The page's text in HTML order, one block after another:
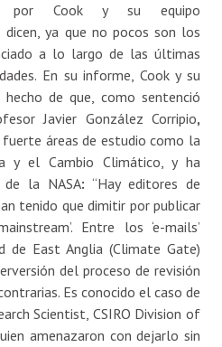
por Cook y su equipo
ya que no pocos son los
a lo largo de las últimas
En su informe, Cook y su
de que, como sentenció
Javier González Corripio,
áreas de estudio como la
y el Cambio Climático, y ha
la NASA: “Hay editores de
tenido que dimitir por publicar
Entre los ‘e-mails’
de East Anglia (Climate Gate)
del proceso de revisión
Es conocido el caso de
Scientist, CSIRO Division of
amenazaron con dejarlo sin